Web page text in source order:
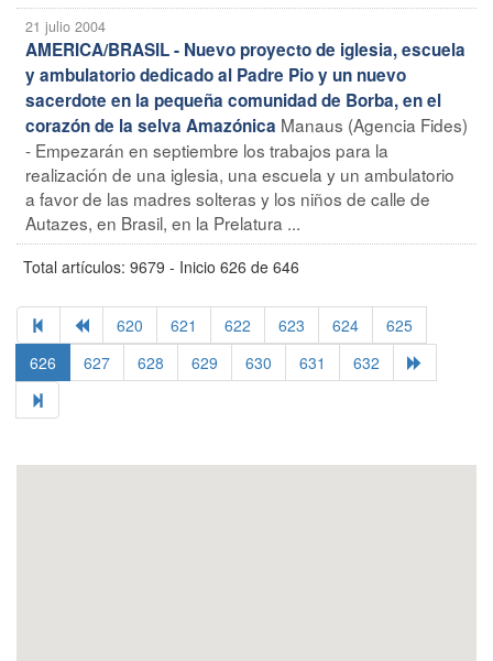
21 julio 2004
AMERICA/BRASIL - Nuevo proyecto de iglesia, escuela
y ambulatorio dedicado al Padre Pio y un nuevo
sacerdote en la pequeña comunidad de Borba, en el
corazón de la selva Amazónica Manaus (Agencia Fides)
- Empezarán en septiembre los trabajos para la
realización de una iglesia, una escuela y un ambulatorio
a favor de las madres solteras y los niños de calle de
Autazes, en Brasil, en la Prelatura ...
Total artículos: 9679 - Inicio 626 de 646
620 621 622 623 624
625
626
627 628 629 630 631 632